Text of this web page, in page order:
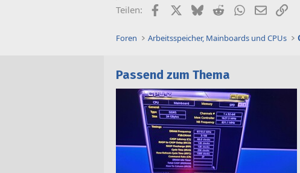
Teilen: FacebookX (Twitter)
BlueskyRedditWhatsApp
E-MailLink
Foren Arbeitsspeicher, Mainboards und CPUs
Passend zum Thema